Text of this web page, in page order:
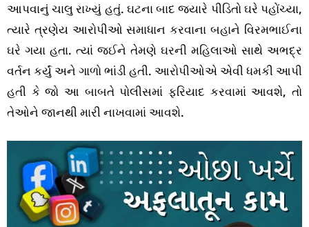
આપવાનું ચાલુ રાખ્યું હતું. ઘટના બાદ જ્યારે પીડિતો ઘરે પહોંચ્યા,
ત્યારે ત્રણેય આરોપીઓ સમાધાન કરવાના બહાને વિરમભાઈના
ઘરે ગયા હતા. ત્યાં જઈને તેમણે ઘરની મહિલાઓ સાથે અભદ્ર
વર્તન કર્યું અને ગાળો ભાંડી હતી. આરોપીઓએ એવી ધમકી આપી
હતી કે જો આ બાબતે પોલીસમાં ફરિયાદ કરવામાં આવશે, તો
તેઓને જાનથી મારી નાખવામાં આવશે.